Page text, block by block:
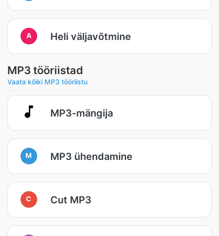
A Heli väljavõtmine
MP3 tööriistad
Vaata kõiki MP3 tööriistu
MP3-mängija
M MP3 ühendamine
C Cut MP3